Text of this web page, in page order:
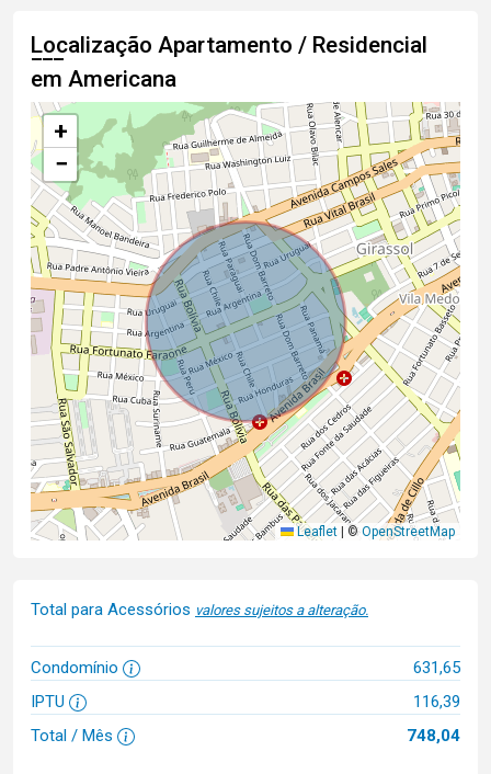
Localização Apartamento / Residencial
em Americana
+
−
Leaflet ©OpenStreetMap
Total para Acessórios valores sujeitos a alteração.
Condomínio
631,65
IPTU
116,39
Total / Mês
748,04